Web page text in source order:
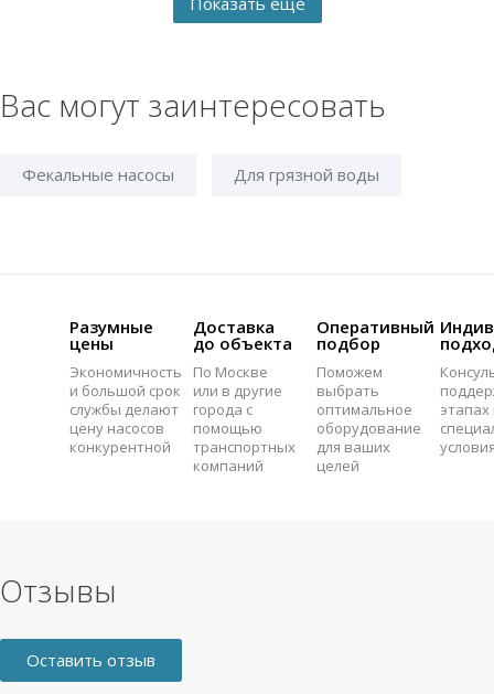
Вас могут заинтересовать
Фекальные насосы Для грязной воды
Разумные
цены
Экономичность
и большой срок
службы делают
цену насосов
конкурентной
Доставка
до объекта
По Москве
или в другие
города с
помощью
транспортных
компаний
Оперативный
подбор
Поможем
выбрать
оптимальное
оборудование
для ваших
целей
этапах
Отзывы
Оставить отзыв